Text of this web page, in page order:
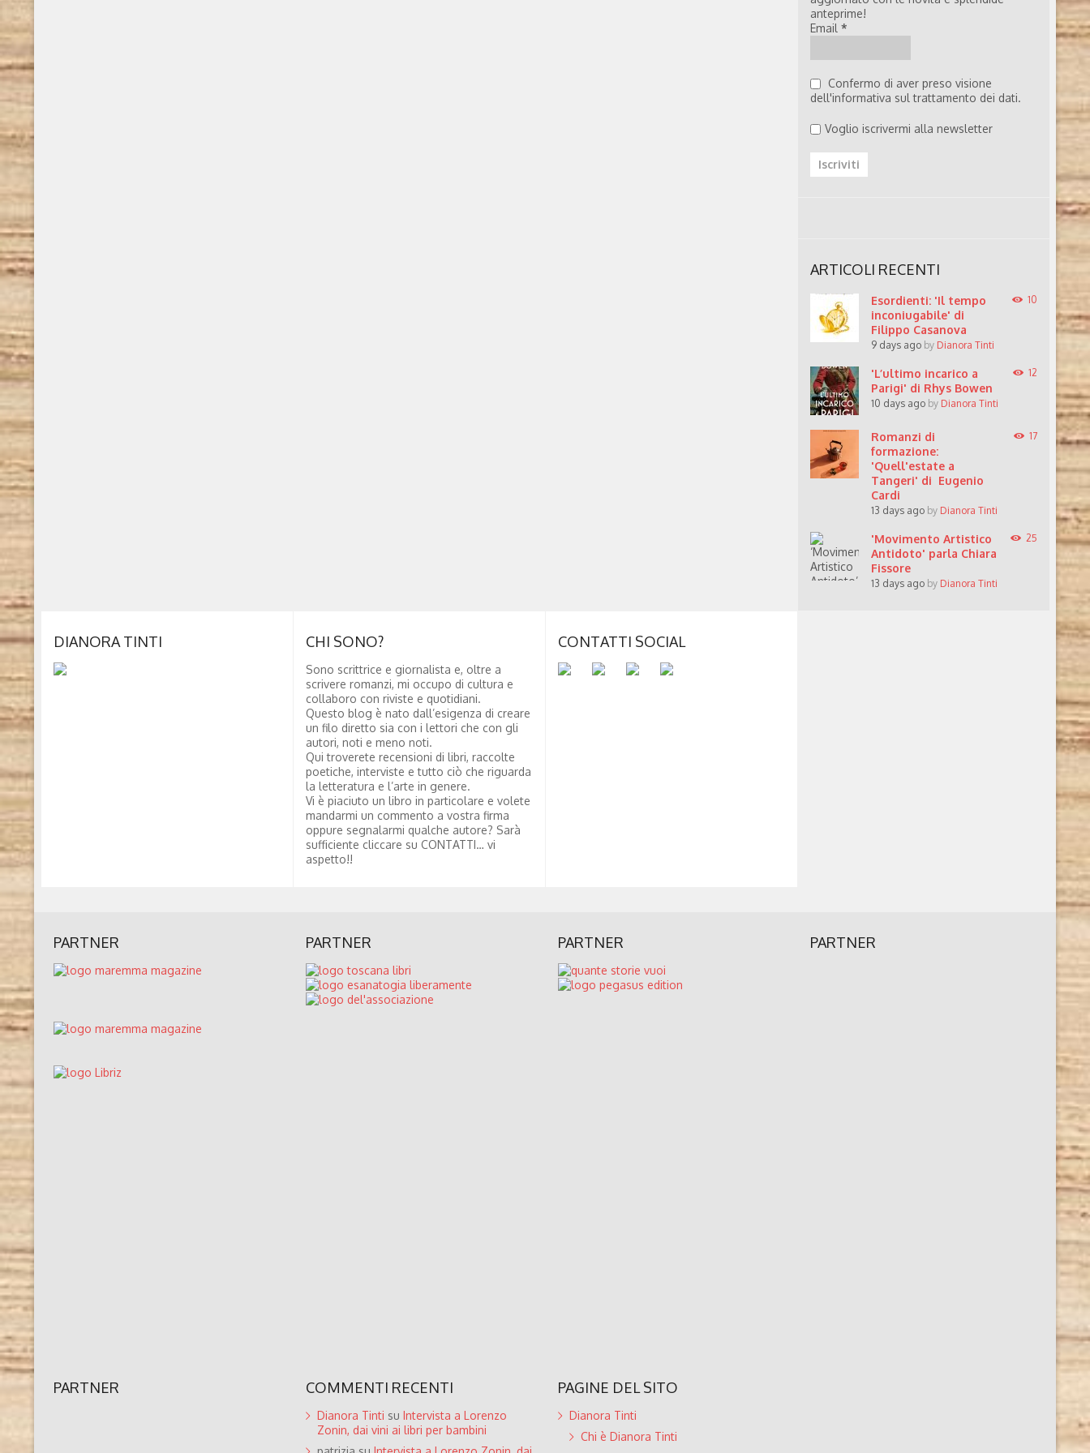
anteprime!
Email *
Confermo di aver preso visione
dell'informativa sul trattamento dei dati.
Voglio iscrivermi alla newsletter
ARTICOLI RECENTI
Esordienti: 'Il tempo
inconiugabile' di
Filippo Casanova
9 days ago by Dianora Tinti
10
'L’ultimo incarico a
Parigi' di Rhys Bowen
10 days ago by Dianora Tinti
12
Romanzi di
formazione:
'Quell'estate a
Tangeri' di Eugenio
Cardi
13 days ago by Dianora Tinti
17
'Movimento Artistico
Antidoto' parla Chiara
Fissore
13 days ago by Dianora Tinti
25
DIANORA TINTI CHI SONO?
Sono scrittrice e giornalista e, oltre a
scrivere romanzi, mi occupo di cultura e
collaboro con riviste e quotidiani.
Questo blog è nato dall’esigenza di creare
un filo diretto sia con i lettori che con gli
autori, noti e meno noti.
Qui troverete recensioni di libri, raccolte
poetiche, interviste e tutto ciò che riguarda
la letteratura e l’arte in genere.
Vi è piaciuto un libro in particolare e volete
mandarmi un commento a vostra firma
oppure segnalarmi qualche autore? Sarà
sufficiente cliccare su CONTATTI… vi
aspetto!!
CONTATTI SOCIAL
PARTNER PARTNER PARTNER PARTNER
PARTNER COMMENTI RECENTI
Dianora Tinti su Intervista a Lorenzo
Zonin, dai vini ai libri per bambini
PAGINE DEL SITO
Dianora Tinti
Chi è Dianora Tinti